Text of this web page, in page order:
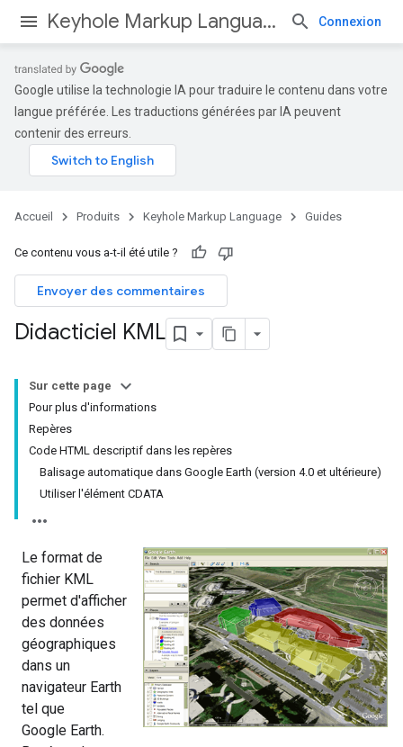
Keyhole Markup Language Connexion
Google utilise la technologie IA pour traduire le contenu dans votre
langue préférée. Les traductions générées par IA peuvent
contenir des erreurs.
Accueil Produits Keyhole Markup Language Guides
Ce contenu vous a-t-il été utile ?
Envoyer des commentaires
Didacticiel KML
Sur cette page
Pour plus d'informations
Repères
Code HTML descriptif dans les repères
Balisage automatique dans Google Earth (version 4.0 et ultérieure)
Utiliser l'élément CDATA
Le format de
fichier KML
permet d'afficher
des données
géographiques
dans un
navigateur Earth
tel que
Google Earth.